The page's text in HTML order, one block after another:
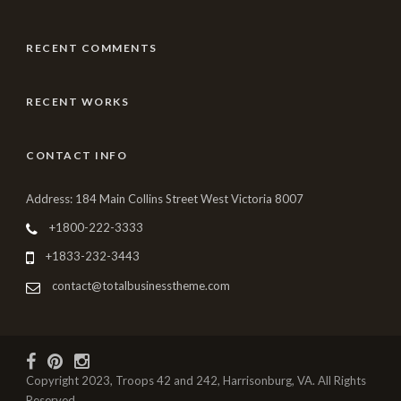
RECENT COMMENTS
RECENT WORKS
CONTACT INFO
Address: 184 Main Collins Street West Victoria 8007
+1800-222-3333
+1833-232-3443
contact@totalbusinesstheme.com
Copyright 2023, Troops 42 and 242, Harrisonburg, VA. All Rights